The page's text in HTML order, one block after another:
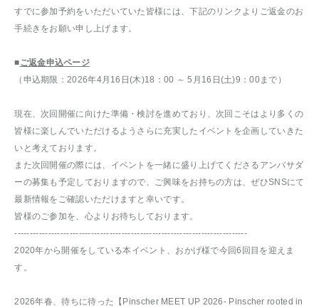
すでに参加予約をいただいていた皆様には、下記のリンクよりご返金のお
手続きをお願い申し上げます。
■ご返金申込ページ
（申込期限：2026年4月16日(木)18：00 ～ 5月16日(土)9：00まで）
現在、次回開催に向けた準備・検討を進めており、次回こそはより多くの
皆様に楽しんでいただけるようさらに充実したイベントを企画していきた
いと考えております。
また次回開催の際には、イベントを一緒に盛り上げてくださるアンバサダ
ーの募集も予定しておりますので、ご興味をお持ちの方は、ぜひSNSにて
最新情報をご確認いただけますと幸いです。
皆様のご参加を、心よりお待ちしております。
----------------------------------------------------------------------------
2020年から開催をしている本イベント、おかげ様で今回6回目を迎えま
す。
2026年春、待ちに待った【Pinscher MEET UP 2026- Pinscher rooted in